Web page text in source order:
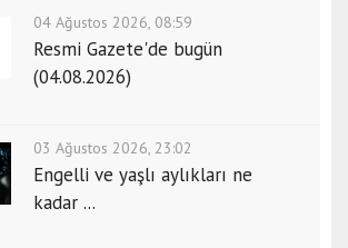
04 Ağustos 2026, 08:59
Resmi Gazete'de bugün
(04.08.2026)
03 Ağustos 2026, 23:02
Engelli ve yaşlı aylıkları ne
kadar ...